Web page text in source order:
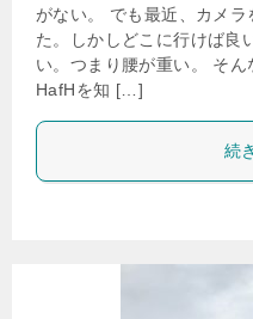
がない。 でも最近、カメ
た。しかしどこに行けば良
い。つまり腰が重い。 そ
HafHを知 […]
続